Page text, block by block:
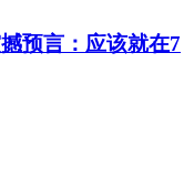
预言：应该就在7